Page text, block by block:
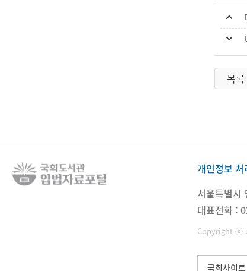
목록
개인정보 처
서울특별시
대표전화 :
Copyright ⓒ
국회사이트